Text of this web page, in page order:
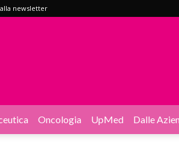
newsletter
Oncologia UpMed Dalle